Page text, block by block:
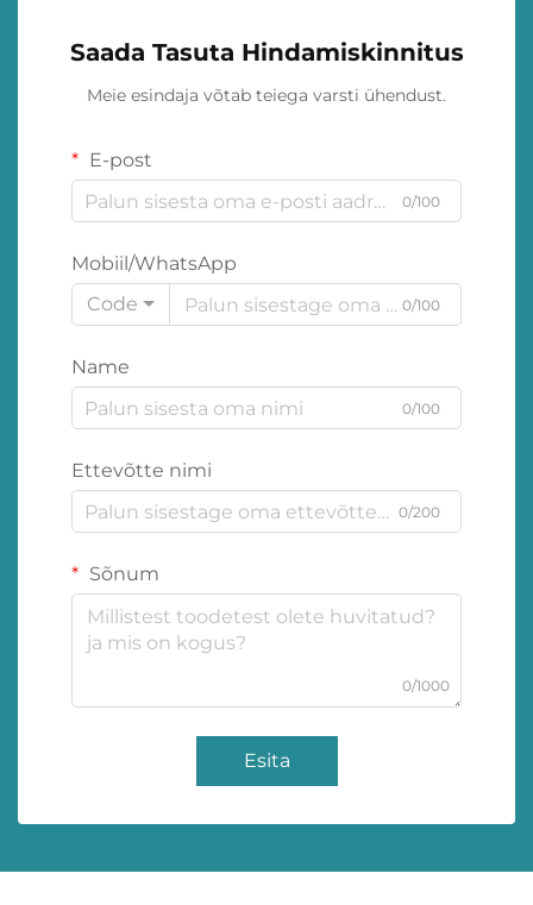
Saada Tasuta Hindamiskinnitus
Meie esindaja võtab teiega varsti ühendust.
E-post
0/100
Mobiil/WhatsApp
Code
0/100
Name
0/100
Ettevõtte nimi
0/200
Sõnum
0/1000
Esita